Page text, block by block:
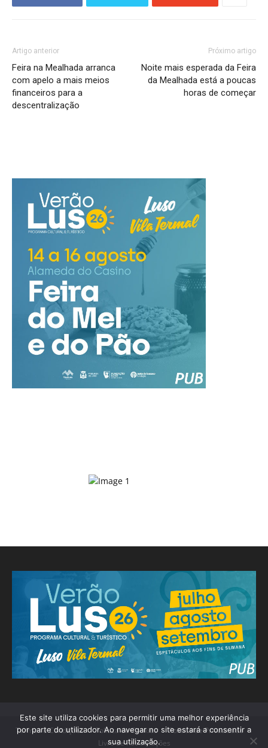
Artigo anterior
Feira na Mealhada arranca
com apelo a mais meios
financeiros para a
descentralização
Próximo artigo
Noite mais esperada da Feira
da Mealhada está a poucas
horas de começar
Termos e Condições Política de Cookies
Política de Privacidade
Livro de Reclamações
Este site utiliza cookies para permitir uma melhor experiência
por parte do utilizador. Ao navegar no site estará a consentir a
sua utilização.